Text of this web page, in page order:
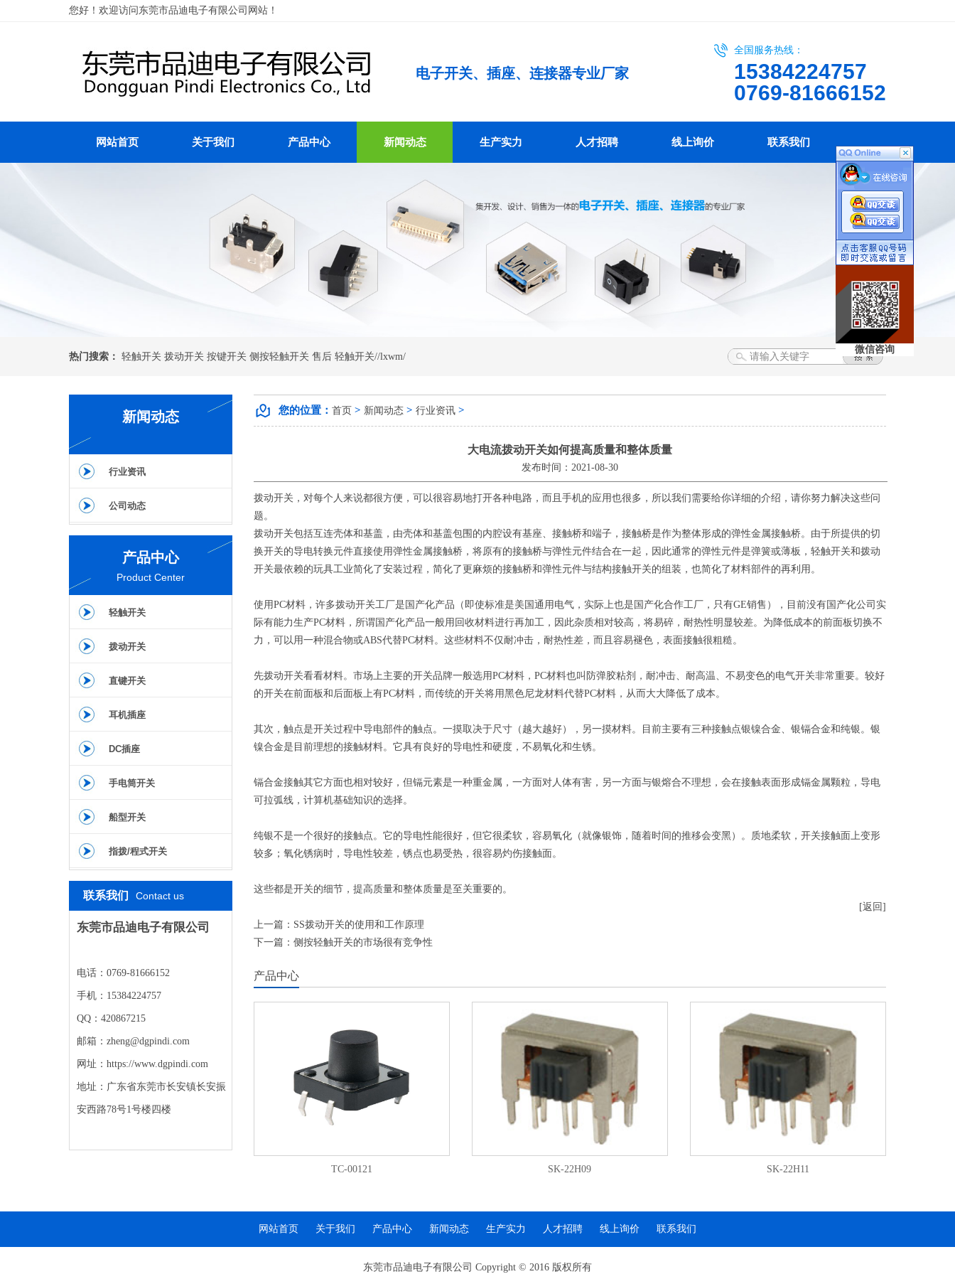
您好！欢迎访问东莞市品迪电子有限公司网站！
电子开关、插座、连接器专业厂家
全国服务热线：
15384224757
0769-81666152
网站首页 关于我们 产品中心 新闻动态 生产实力 人才招聘 线上询价 联系我们
热门搜索： 轻触开关 拨动开关 按键开关 侧按轻触开关 售后 轻触开关//lxwm/
新闻动态
行业资讯
公司动态
产品中心
Product Center
轻触开关
拨动开关
直键开关
耳机插座
DC插座
手电筒开关
船型开关
指拨/程式开关
联系我们 Contact us
东莞市品迪电子有限公司
电话：0769-81666152
手机：15384224757
QQ：420867215
邮箱：zheng@dgpindi.com
网址： https://www.dgpindi.com
地址：广东省东莞市长安镇长安振
安西路78号1号楼四楼
您的位置： 首页 > 新闻动态 > 行业资讯 >
大电流拨动开关如何提高质量和整体质量
发布时间：2021-08-30
拨动开关，对每个人来说都很方便，可以很容易地打开各种电路，而且手机的应用也很多，所以我们需要给你详细的介绍，请你努力解决这些问
题。
拨动开关包括互连壳体和基盖，由壳体和基盖包围的内腔设有基座、接触桥和端子，接触桥是作为整体形成的弹性金属接触桥。由于所提供的切
换开关的导电转换元件直接使用弹性金属接触桥，将原有的接触桥与弹性元件结合在一起，因此通常的弹性元件是弹簧或薄板，轻触开关和拨动
开关最依赖的玩具工业简化了安装过程，简化了更麻烦的接触桥和弹性元件与结构接触开关的组装，也简化了材料部件的再利用。
使用PC材料，许多拨动开关工厂是国产化产品（即使标准是美国通用电气，实际上也是国产化合作工厂，只有GE销售），目前没有国产化公司实
际有能力生产PC材料，所谓国产化产品一般用回收材料进行再加工，因此杂质相对较高，将易碎，耐热性明显较差。为降低成本的前面板切换不
力，可以用一种混合物或ABS代替PC材料。这些材料不仅耐冲击，耐热性差，而且容易褪色，表面接触很粗糙。
先拨动开关看看材料。市场上主要的开关品牌一般选用PC材料，PC材料也叫防弹胶粘剂，耐冲击、耐高温、不易变色的电气开关非常重要。较好
的开关在前面板和后面板上有PC材料，而传统的开关将用黑色尼龙材料代替PC材料，从而大大降低了成本。
其次，触点是开关过程中导电部件的触点。一摸取决于尺寸（越大越好），另一摸材料。目前主要有三种接触点银镍合金、银镉合金和纯银。银
镍合金是目前理想的接触材料。它具有良好的导电性和硬度，不易氧化和生锈。
镉合金接触其它方面也相对较好，但镉元素是一种重金属，一方面对人体有害，另一方面与银熔合不理想，会在接触表面形成镉金属颗粒，导电
可拉弧线，计算机基础知识的选择。
纯银不是一个很好的接触点。它的导电性能很好，但它很柔软，容易氧化（就像银饰，随着时间的推移会变黑）。质地柔软，开关接触面上变形
较多；氧化锈病时，导电性较差，锈点也易受热，很容易灼伤接触面。
这些都是开关的细节，提高质量和整体质量是至关重要的。
[返回]
上一篇： SS拨动开关的使用和工作原理
下一篇： 侧按轻触开关的市场很有竞争性
产品中心
TC-00121 SK-22H09 SK-22H11
网站首页 关于我们 产品中心 新闻动态 生产实力 人才招聘 线上询价 联系我们
东莞市品迪电子有限公司 Copyright © 2016 版权所有
微信咨询